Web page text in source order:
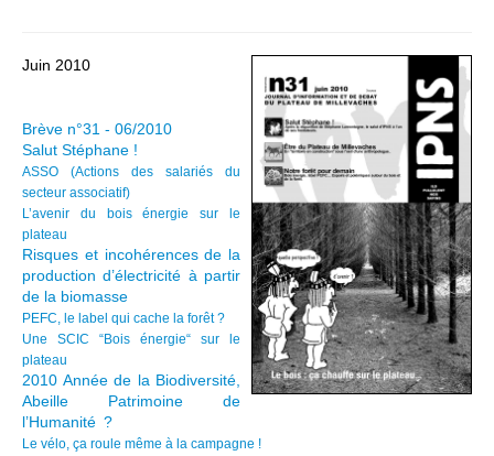
Juin 2010
Brève n°31 - 06/2010
Salut Stéphane !
ASSO (Actions des salariés du
secteur associatif)
L’avenir du bois énergie sur le
plateau
Risques et incohérences de la
production d’électricité à partir
de la biomasse
PEFC, le label qui cache la forêt ?
Une SCIC “Bois énergie“ sur le
plateau
2010 Année de la Biodiversité,
Abeille Patrimoine de
l’Humanité ?
Le vélo, ça roule même à la campagne !